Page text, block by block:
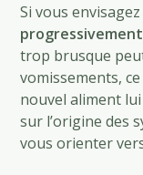
Si vous
trop brusque
vomissements,
nouvel aliment
sur l’origine des
vous orienter